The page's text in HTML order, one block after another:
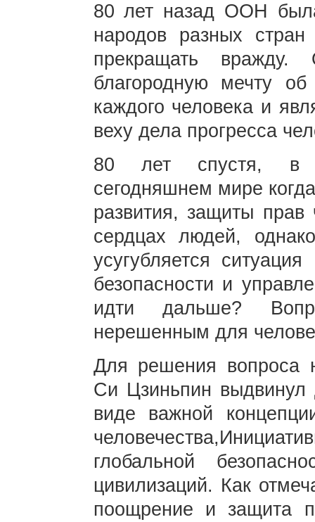
80 лет назад ООН
народов разных
прекращать
благородную мечту
каждого человека и
веху дела прогресса
80 лет спустя, в
сегодняшнем мире
развития, защиты прав
сердцах людей,
усугубляется
безопасности и
идти дальше?
нерешенным для
Для решения вопроса
Си Цзиньпин выдвинул
виде важной
глобальной
цивилизаций. Как
поощрение и защита